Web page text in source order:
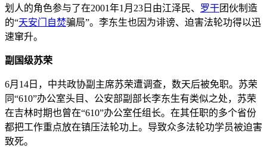
划人的角色参与了在2001年1月23日由江泽民、 罗干团伙制造
的“天安门 自焚骗局”。李东生也因为诽谤、迫害法轮功得以迅
速窜升。
副国级苏荣
6月14日，中共政协副主席苏荣遭调查，数天后被免职。苏荣
同“610”办公室头目、公安部副部长李东生有类似之处，苏荣
在吉林时期也曾在“610”办公室任组长。在其任职的多个省份
都把工作重点放在镇压法轮功上。导致众多法轮功学员被迫害
致死。